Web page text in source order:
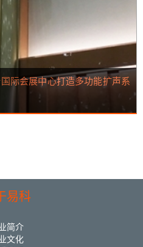
际会展中心打造多功能扩声系
易科
简介
文化